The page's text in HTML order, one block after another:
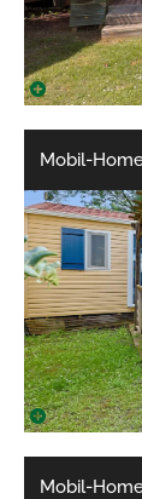
Mobil-
Mobil-